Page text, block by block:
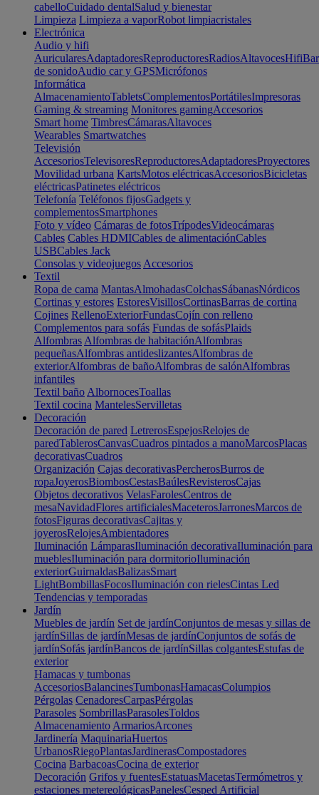
cabelloCuidado dentalSalud y bienestar
Limpieza Limpieza a vaporRobot limpiacristales
Electrónica
Audio y hifi
AuricularesAdaptadoresReproductoresRadiosAltavocesHifi
de sonidoAudio car y GPSMicrófonos
Informática
AlmacenamientoTabletsComplementosPortátilesImpresoras
Gaming & streaming Monitores gamingAccesorios
Smart home TimbresCámarasAltavoces
Wearables Smartwatches
Televisión
AccesoriosTelevisoresReproductoresAdaptadoresProyectores
Movilidad urbana KartsMotos eléctricasAccesoriosBicicletas
eléctricasPatinetes eléctricos
Telefonía Teléfonos fijosGadgets y
complementosSmartphones
Foto y vídeo Cámaras de fotosTrípodesVideocámaras
Cables Cables HDMICables de alimentaciónCables
USBCables Jack
Consolas y videojuegos Accesorios
Textil
Ropa de cama MantasAlmohadasColchasSábanasNórdicos
Cortinas y estores EstoresVisillosCortinasBarras de cortina
Cojines RellenoExteriorFundasCojín con relleno
Complementos para sofás Fundas de sofásPlaids
Alfombras Alfombras de habitaciónAlfombras
pequeñasAlfombras antideslizantesAlfombras de
exteriorAlfombras de bañoAlfombras de salónAlfombras
infantiles
Textil baño AlbornocesToallas
Textil cocina MantelesServilletas
Decoración
Decoración de pared LetrerosEspejosRelojes de
paredTablerosCanvasCuadros pintados a manoMarcosPlacas
decorativasCuadros
Organización Cajas decorativasPercherosBurros de
ropaJoyerosBiombosCestasBaúlesRevisterosCajas
Objetos decorativos VelasFarolesCentros de
mesaNavidadFlores artificialesMaceterosJarronesMarcos de
fotosFiguras decorativasCajitas y
joyerosRelojesAmbientadores
Iluminación LámparasIluminación decorativaIluminación para
mueblesIluminación para dormitorioIluminación
exteriorGuirnaldasBalizasSmart
LightBombillasFocosIluminación con rielesCintas Led
Tendencias y temporadas
Jardín
Muebles de jardín Set de jardínConjuntos de mesas y sillas de
jardínSillas de jardínMesas de jardínConjuntos de sofás de
jardínSofás jardínBancos de jardínSillas colgantesEstufas de
exterior
Hamacas y tumbonas
AccesoriosBalancinesTumbonasHamacasColumpios
Pérgolas CenadoresCarpasPérgolas
Parasoles SombrillasParasolesToldos
Almacenamiento ArmariosArcones
Jardinería MaquinariaHuertos
UrbanosRiegoPlantasJardinerasCompostadores
Cocina BarbacoasCocina de exterior
Decoración Grifos y fuentesEstatuasMacetasTermómetros y
estaciones metereológicasPanelesCesped Artificial